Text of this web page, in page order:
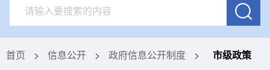
首页 > 信息公开 > 政府信息公开制度 > 市级政策